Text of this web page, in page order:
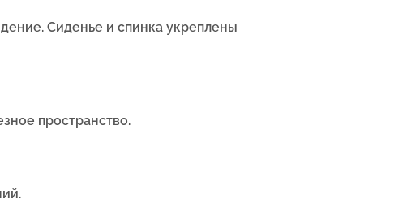
Сиденье и спинка укреплены
пространство.